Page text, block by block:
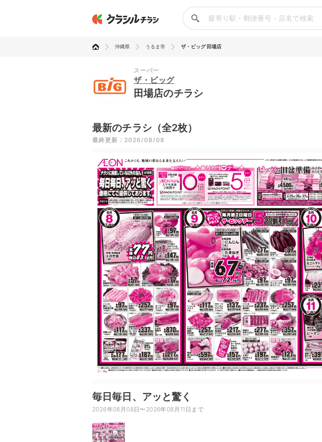
沖縄県 うるま市 ザ・ビッグ 田場店
スーパー
ザ・ビッグ
田場店のチラシ
最新のチラシ（全2枚）
最終更新：2026/08/08
毎日毎日、アッと驚く
2026年08月08日〜2026年08月11日まで